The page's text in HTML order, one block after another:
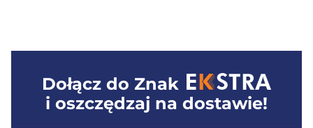
Dołącz do Znak
i oszczędzaj na dostawie!